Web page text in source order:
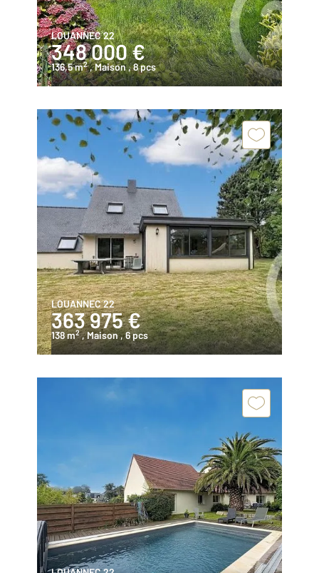
LOUANNEC 22
348 000 €
136,5 m2 , Maison, 8 pcs
LOUANNEC 22
363 975 €
138 m2 , Maison, 6 pcs